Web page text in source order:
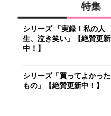
特集
シリーズ 「実録！私の人
生、泣き笑い」【絶賛更新
中！】
シリーズ「買ってよかった
もの」【絶賛更新中！】